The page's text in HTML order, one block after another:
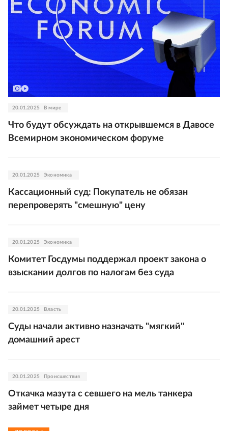
20.01.2025 В мире
Что будут обсуждать на открывшемся в Давосе
Всемирном экономическом форуме
20.01.2025 Экономика
Кассационный суд: Покупатель не обязан
перепроверять "смешную" цену
20.01.2025 Экономика
Комитет Госдумы поддержал проект закона о
взыскании долгов по налогам без суда
20.01.2025 Власть
Суды начали активно назначать "мягкий"
домашний арест
20.01.2025 Происшествия
Откачка мазута с севшего на мель танкера
займет четыре дня